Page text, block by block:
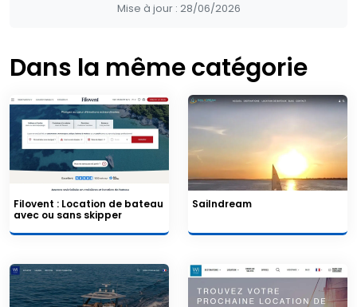
Mise à jour : 28/06/2026
Dans la même catégorie
Filovent : Location de bateau
avec ou sans skipper
Sailndream